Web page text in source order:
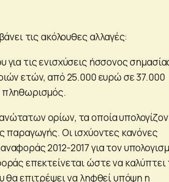
τις ακόλουθες αλλαγές:
τις ενισχύσεις ήσσονος
ετών, από 25.000 ευρώ σε 37.000
ορίων, τα οποία
παραγωγής. Οι ισχύοντες κανόνες
2012-2017 για τον
επεκτείνεται ώστε να καλύπτει
θα επιτρέψει να ληφθεί υπόψη η